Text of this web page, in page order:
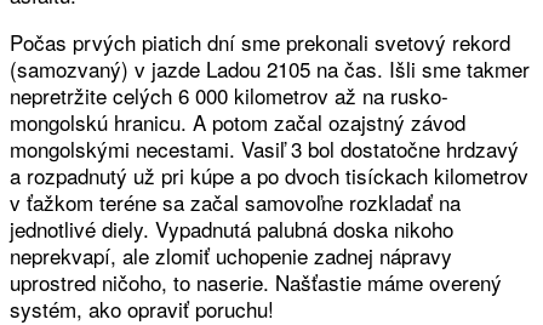
Počas prvých piatich dní sme prekonali svetový rekord
(samozvaný) v jazde Ladou 2105 na čas. Išli sme takmer
nepretržite celých 6 000 kilometrov až na rusko-
mongolskú hranicu. A potom začal ozajstný závod
mongolskými necestami. Vasiľ 3 bol dostatočne hrdzavý
a rozpadnutý už pri kúpe a po dvoch tisíckach kilometrov
v ťažkom teréne sa začal samovoľne rozkladať na
jednotlivé diely. Vypadnutá palubná doska nikoho
neprekvapí, ale zlomiť uchopenie zadnej nápravy
uprostred ničoho, to naserie. Našťastie máme overený
systém, ako opraviť poruchu!